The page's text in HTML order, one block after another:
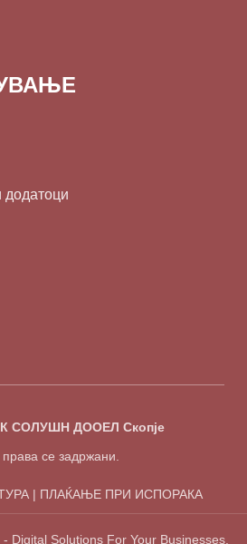
додатоци
СОЛУШН ДООЕЛ Скопје
се задржани.
| ПЛАЌАЊЕ ПРИ ИСПОРАКА
Digital Solutions For Your Businesses.